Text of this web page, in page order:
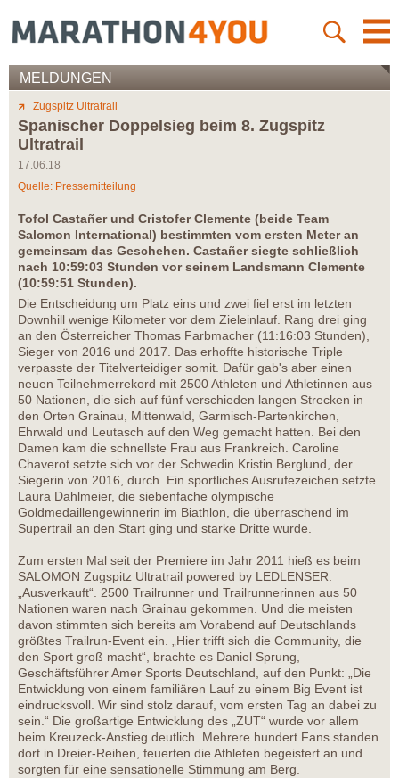
MELDUNGEN
Zugspitz Ultratrail
Spanischer Doppelsieg beim 8. Zugspitz
Ultratrail
17.06.18
Quelle: Pressemitteilung
Tofol Castañer und Cristofer Clemente (beide Team
Salomon International) bestimmten vom ersten Meter an
gemeinsam das Geschehen. Castañer siegte schließlich
nach 10:59:03 Stunden vor seinem Landsmann Clemente
(10:59:51 Stunden).
Die Entscheidung um Platz eins und zwei fiel erst im letzten
Downhill wenige Kilometer vor dem Zieleinlauf. Rang drei ging
an den Österreicher Thomas Farbmacher (11:16:03 Stunden),
Sieger von 2016 und 2017. Das erhoffte historische Triple
verpasste der Titelverteidiger somit. Dafür gab's aber einen
neuen Teilnehmerrekord mit 2500 Athleten und Athletinnen aus
50 Nationen, die sich auf fünf verschieden langen Strecken in
den Orten Grainau, Mittenwald, Garmisch-Partenkirchen,
Ehrwald und Leutasch auf den Weg gemacht hatten. Bei den
Damen kam die schnellste Frau aus Frankreich. Caroline
Chaverot setzte sich vor der Schwedin Kristin Berglund, der
Siegerin von 2016, durch. Ein sportliches Ausrufezeichen setzte
Laura Dahlmeier, die siebenfache olympische
Goldmedaillengewinnerin im Biathlon, die überraschend im
Supertrail an den Start ging und starke Dritte wurde.
Zum ersten Mal seit der Premiere im Jahr 2011 hieß es beim
SALOMON Zugspitz Ultratrail powered by LEDLENSER:
„Ausverkauft“. 2500 Trailrunner und Trailrunnerinnen aus 50
Nationen waren nach Grainau gekommen. Und die meisten
davon stimmten sich bereits am Vorabend auf Deutschlands
größtes Trailrun-Event ein. „Hier trifft sich die Community, die
den Sport groß macht“, brachte es Daniel Sprung,
Geschäftsführer Amer Sports Deutschland, auf den Punkt: „Die
Entwicklung von einem familiären Lauf zu einem Big Event ist
eindrucksvoll. Wir sind stolz darauf, vom ersten Tag an dabei zu
sein.“ Die großartige Entwicklung des „ZUT“ wurde vor allem
beim Kreuzeck-Anstieg deutlich. Mehrere hundert Fans standen
dort in Dreier-Reihen, feuerten die Athleten begeistert an und
sorgten für eine sensationelle Stimmung am Berg.